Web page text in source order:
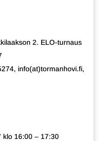
2. ELO-turnaus
info(at)tormanhovi.fi,
klo 16:00 – 17:30